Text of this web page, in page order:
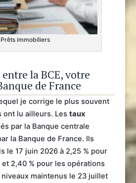
Prêts immobiliers
la BCE, votre
de France
je corrige le plus souvent
ont lu ailleurs. Les taux
par la Banque centrale
la Banque de France. Ils
le 17 juin 2026 à 2,25 % pour
2,40 % pour les opérations
maintenus le 23 juillet